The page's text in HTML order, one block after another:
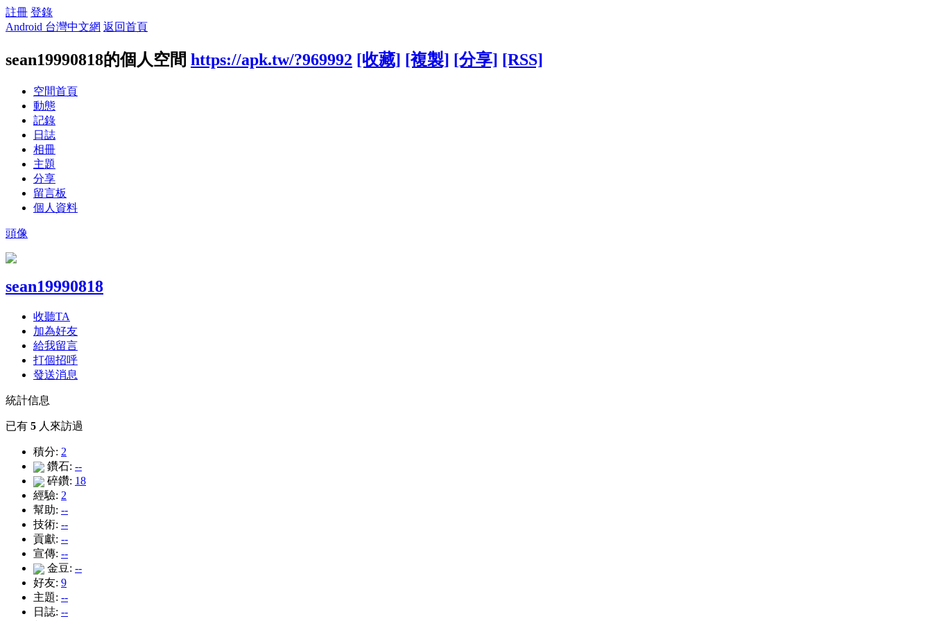
註冊 登錄
Android 台灣中文網 返回首頁
sean19990818的個人空間 https://apk.tw/?969992 [收藏] [複製] [分享] [RSS]
空間首頁
動態
記錄
日誌
相冊
主題
分享
留言板
個人資料
頭像
sean19990818
收聽TA
加為好友
給我留言
打個招呼
發送消息
統計信息
已有 5 人來訪過
積分: 2
鑽石: --
碎鑽: 18
經驗: 2
幫助: --
技術: --
貢獻: --
宣傳: --
金豆: --
好友: 9
主題: --
日誌: --